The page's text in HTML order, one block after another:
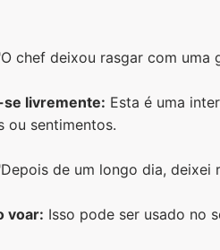
chef deixou rasgar com uma
se livremente: Esta é uma
ou sentimentos.
de um longo dia, deixei
voar: Isso pode ser usado no